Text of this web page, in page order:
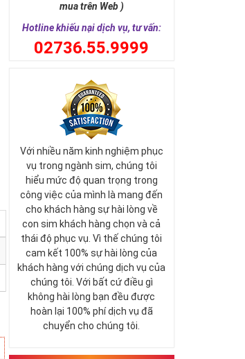
mua trên Web )
Hotline khiếu nại dịch vụ, tư vấn:
02736.55.9999
Với nhiều năm kinh nghiệm phục
vụ trong ngành sim, chúng tôi
hiểu mức độ quan trọng trong
công việc của mình là mang đến
cho khách hàng sự hài lòng về
con sim khách hàng chọn và cả
thái độ phục vụ. Vì thế chúng tôi
cam kết 100% sự hài lòng của
khách hàng với chúng dịch vụ của
chúng tôi. Với bất cứ điều gì
không hài lòng bạn đều được
hoàn lại 100% phí dịch vụ đã
chuyển cho chúng tôi.